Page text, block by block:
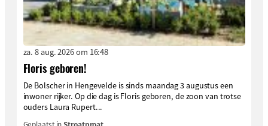
za. 8 aug. 2026 om 16:48
Floris geboren!
De Bolscher in Hengevelde is sinds maandag 3 augustus een
inwoner rijker. Op die dag is Floris geboren, de zoon van trotse
ouders Laura Rupert...